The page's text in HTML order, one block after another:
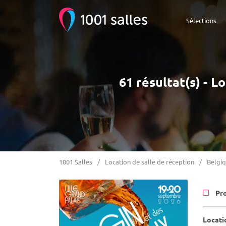
Sélections
61 résultat(s) -
1001 Salles Location de salle de réception